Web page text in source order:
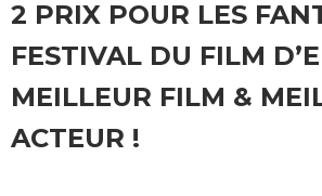
2 PRIX POUR LES
FESTIVAL DU FILM
MEILLEUR FILM &
ACTEUR !